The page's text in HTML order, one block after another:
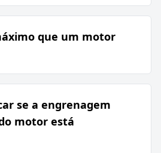
que um motor
se a engrenagem
motor está